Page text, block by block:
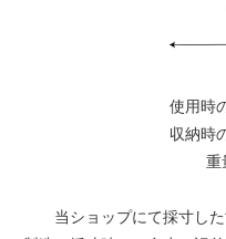
使用時
収納時
重
当ショップにて採寸し